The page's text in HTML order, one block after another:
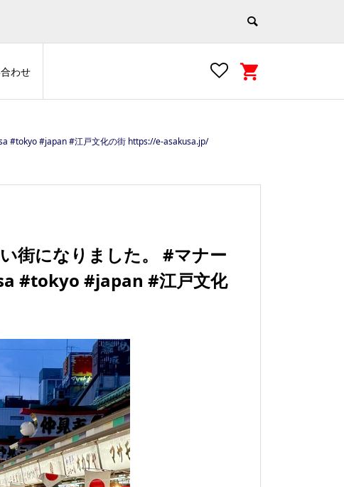
わせ
#tokyo #japan #江戸文化の街 https://e-asakusa.jp/
街になりました。 #マナー
#tokyo #japan #江戸文化